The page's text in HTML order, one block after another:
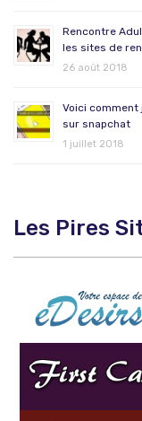
Rencontre
les sites de
26 août 2018
Voici comment
sur snapchat
1 juillet 2018
Les Pires